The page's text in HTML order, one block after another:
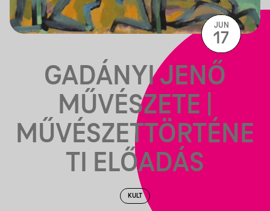
GADÁNYI JENŐ
MŰVÉSZETE |
MŰVÉSZETTÖRTÉNE
TI ELŐADÁS
KULT
JUN
17